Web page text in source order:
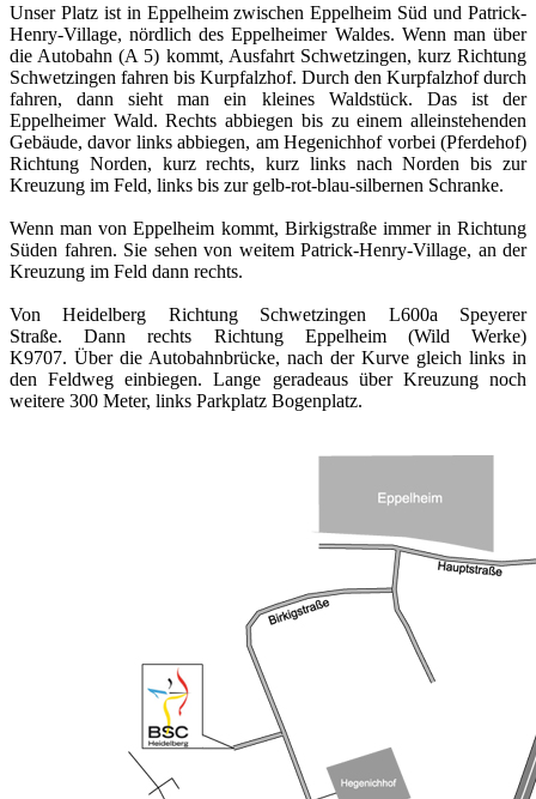
Unser Platz ist in Eppelheim zwischen Eppelheim Süd und Patrick-
Henry-Village, nördlich des Eppelheimer Waldes. Wenn man über
die Autobahn (A 5) kommt, Ausfahrt Schwetzingen, kurz Richtung
Schwetzingen fahren bis Kurpfalzhof. Durch den Kurpfalzhof durch
fahren, dann sieht man ein kleines Waldstück. Das ist der
Eppelheimer Wald. Rechts abbiegen bis zu einem alleinstehenden
Gebäude, davor links abbiegen, am Hegenichhof vorbei (Pferdehof)
Richtung Norden, kurz rechts, kurz links nach Norden bis zur
Kreuzung im Feld, links bis zur gelb-rot-blau-silbernen Schranke.
Wenn man von Eppelheim kommt, Birkigstraße immer in Richtung
Süden fahren. Sie sehen von weitem Patrick-Henry-Village, an der
Kreuzung im Feld dann rechts.
Von Heidelberg Richtung Schwetzingen L600a Speyerer
Straße. Dann rechts Richtung Eppelheim (Wild Werke)
K9707. Über die Autobahnbrücke, nach der Kurve gleich links in
den Feldweg einbiegen. Lange geradeaus über Kreuzung noch
weitere 300 Meter, links Parkplatz Bogenplatz.